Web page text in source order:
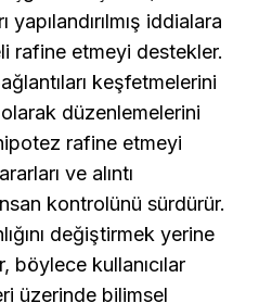
iddialara
rafine etmeyi destekler.
keşfetmelerini
düzenlemelerini
rafine etmeyi
ve alıntı
kontrolünü sürdürür.
değiştirmek yerine
böylece kullanıcılar
üzerinde bilimsel